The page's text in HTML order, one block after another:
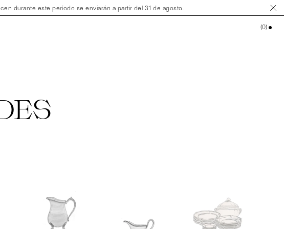
durante este período se enviarán a partir del 31 de agosto.
(0)